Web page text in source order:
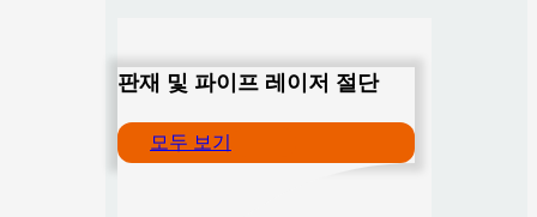
판재 및 파이프 레이저 절단
모두 보기